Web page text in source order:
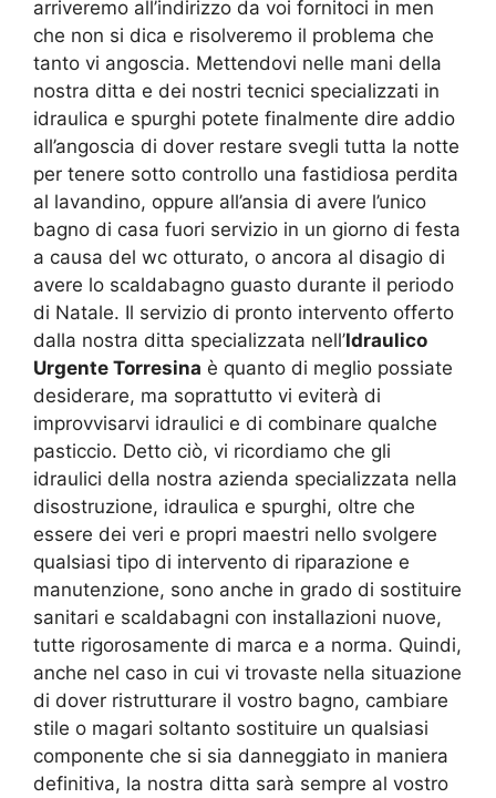
arriveremo all’indirizzo da voi fornitoci in men
che non si dica e risolveremo il problema che
tanto vi angoscia. Mettendovi nelle mani della
nostra ditta e dei nostri tecnici specializzati in
idraulica e spurghi potete finalmente dire addio
all’angoscia di dover restare svegli tutta la notte
per tenere sotto controllo una fastidiosa perdita
al lavandino, oppure all’ansia di avere l’unico
bagno di casa fuori servizio in un giorno di festa
a causa del wc otturato, o ancora al disagio di
avere lo scaldabagno guasto durante il periodo
di Natale. Il servizio di pronto intervento offerto
dalla nostra ditta specializzata nell’Idraulico
Urgente Torresina è quanto di meglio possiate
desiderare, ma soprattutto vi eviterà di
improvvisarvi idraulici e di combinare qualche
pasticcio. Detto ciò, vi ricordiamo che gli
idraulici della nostra azienda specializzata nella
disostruzione, idraulica e spurghi, oltre che
essere dei veri e propri maestri nello svolgere
qualsiasi tipo di intervento di riparazione e
manutenzione, sono anche in grado di sostituire
sanitari e scaldabagni con installazioni nuove,
tutte rigorosamente di marca e a norma. Quindi,
anche nel caso in cui vi trovaste nella situazione
di dover ristrutturare il vostro bagno, cambiare
stile o magari soltanto sostituire un qualsiasi
componente che si sia danneggiato in maniera
definitiva, la nostra ditta sarà sempre al vostro